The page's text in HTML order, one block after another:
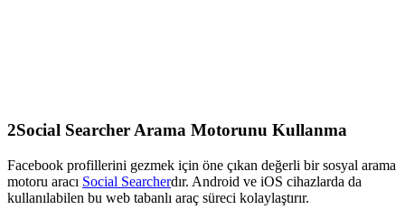
2Social Searcher Arama Motorunu Kullanma
Facebook profillerini gezmek için öne çıkan değerli bir sosyal arama
motoru aracı Social Searcherdır. Android ve iOS cihazlarda da
kullanılabilen bu web tabanlı araç süreci kolaylaştırır.